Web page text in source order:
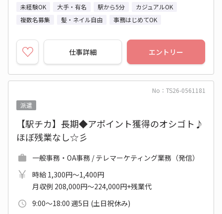
未経験OK 大手・有名 駅から5分
カジュアルOK
複数名募集
髪・ネイル自由 事務はじめてOK
仕事詳細 エントリー
No：TS26-0561181
派遣
【駅チカ】長期◆アポイント獲得のオシゴト♪
ほぼ残業なし☆彡
一般事務・OA事務 / テレマーケティング業務（発信）
時給 1,300円～1,400円
月収例 208,000円～224,000円+残業代
9:00～18:00 週5日 (土日祝休み)